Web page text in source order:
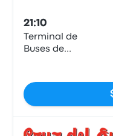
21:10
Terminal de
Buses de